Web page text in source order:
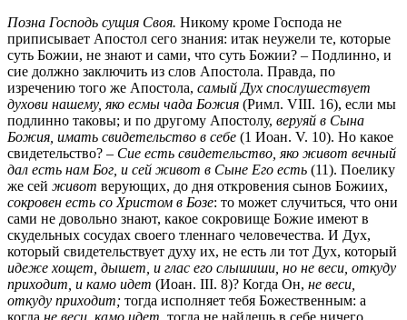
Позна Господь сущия Своя. Никому кроме Господа не
приписывает Апостол сего знания: итак неужели те, которые
суть Божии, не знают и сами, что суть Божии? – Подлинно, и
сие должно заключить из слов Апостола. Правда, по
изречению того же Апостола, самый Дух спослушествует
духови нашему, яко есмы чада Божия (Римл. VIII. 16), если мы
подлинно таковы; и по другому Апостолу, веруяй в Сына
Божия, имать свидетельство в себе (1 Иоан. V. 10). Но какое
свидетельство? – Сие есть свидетельство, яко живот вечный
дал есть нам Бог, и сей живот в Сыне Его есть (11). Поелику
же сей живот верующих, до дня откровения сынов Божиих,
сокровен есть со Христом в Бозе: то может случиться, что они
сами не довольно знают, какое сокровище Божие имеют в
скудельных сосудах своего тленнаго человечества. И Дух,
который свидетельствует духу их, не есть ли тот Дух, который
идеже хощет, дышет, и глас его слышиши, но не веси, откуду
приходит, и камо идет (Иоан. III. 8)? Когда Он, не веси,
откуду приходит; тогда исполняет тебя Божественным: а
когда не веси, камо идет, тогда не найдешь в себе ничего,